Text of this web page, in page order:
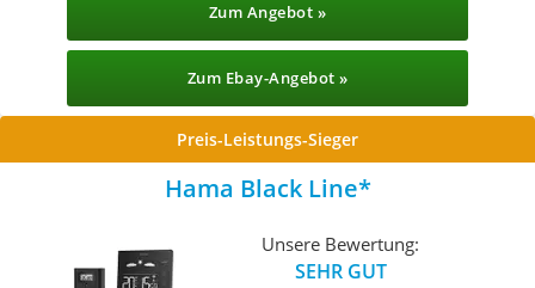
Zum Angebot »
Zum Ebay-Angebot »
Preis-Leistungs-Sieger
Hama Black Line
Unsere Bewertung:
SEHR GUT